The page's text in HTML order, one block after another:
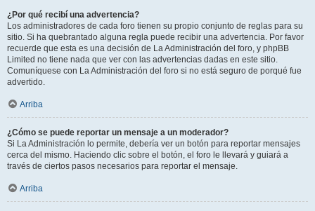
¿Por qué recibí una advertencia?
Los administradores de cada foro tienen su propio conjunto de reglas para su
sitio. Si ha quebrantado alguna regla puede recibir una advertencia. Por favor
recuerde que esta es una decisión de La Administración del foro, y phpBB
Limited no tiene nada que ver con las advertencias dadas en este sitio.
Comuníquese con La Administración del foro si no está seguro de porqué fue
advertido.
Arriba
¿Cómo se puede reportar un mensaje a un moderador?
Si La Administración lo permite, debería ver un botón para reportar mensajes
cerca del mismo. Haciendo clic sobre el botón, el foro le llevará y guiará a
través de ciertos pasos necesarios para reportar el mensaje.
Arriba